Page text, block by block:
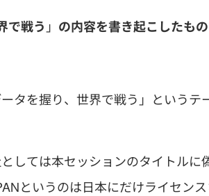
で戦う 」 の内容を書き起こしたもの
タを握り、世界で戦う」というテ
しては本セッションのタイトルに
というのは日本にだけライセンス